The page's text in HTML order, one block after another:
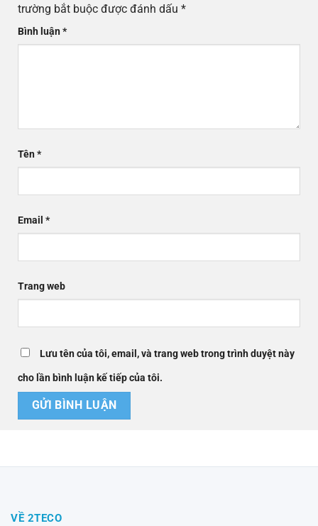
trường bắt buộc được đánh dấu *
Bình luận*
Tên*
Email *
Trang web
Lưu tên của tôi, email, và trang web trong trình duyệt này
cho lần bình luận kế tiếp của tôi.
VỀ 2TECO